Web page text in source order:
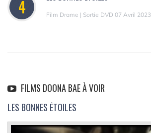
4 Film Drame | Sortie DVD 07 Avril 2023
FILMS DOONA BAE À VOIR
LES BONNES ÉTOILES